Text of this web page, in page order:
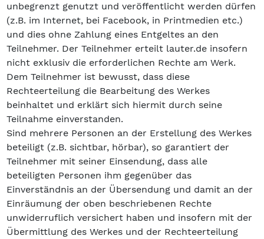
unbegrenzt genutzt und veröffentlicht werden dürfen
(z.B. im Internet, bei Facebook, in Printmedien etc.)
und dies ohne Zahlung eines Entgeltes an den
Teilnehmer. Der Teilnehmer erteilt lauter.de insofern
nicht exklusiv die erforderlichen Rechte am Werk.
Dem Teilnehmer ist bewusst, dass diese
Rechteerteilung die Bearbeitung des Werkes
beinhaltet und erklärt sich hiermit durch seine
Teilnahme einverstanden.
Sind mehrere Personen an der Erstellung des Werkes
beteiligt (z.B. sichtbar, hörbar), so garantiert der
Teilnehmer mit seiner Einsendung, dass alle
beteiligten Personen ihm gegenüber das
Einverständnis an der Übersendung und damit an der
Einräumung der oben beschriebenen Rechte
unwiderruflich versichert haben und insofern mit der
Übermittlung des Werkes und der Rechteerteilung